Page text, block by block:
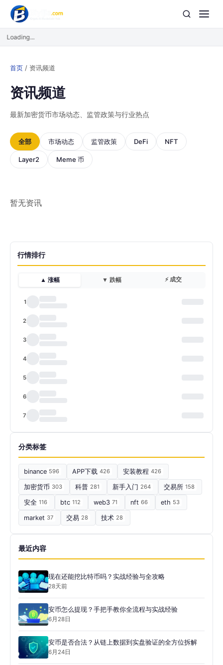
Loading...
首页 / 资讯频道
资讯频道
最新加密货币市场动态、监管政策与行业热点
全部 市场动态 监管政策 DeFi NFT
Layer2 Meme 币
暂无资讯
行情排行
▲ 涨幅 ▼ 跌幅 ⚡ 成交
1
2
3
4
5
6
7
分类标签
binance 596 APP下载 426 安装教程 426
加密货币 303 科普 281 新手入门 264 交易所 158
安全 116 btc 112 web3 71 nft 66 eth 53
market 37 交易 28 技术 28
最近内容
现在还能挖比特币吗？实战经验与全攻略
28天前
安币怎么提现？手把手教你全流程与实战经验
6月28日
安币是否合法？从链上数据到实盘验证的全方位拆解
6月24日